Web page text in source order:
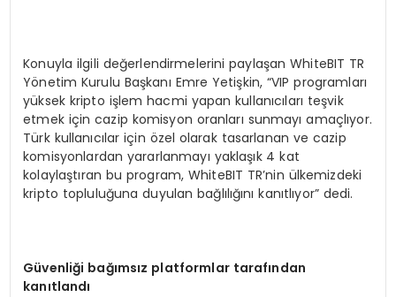
Konuyla ilgili değerlendirmelerini paylaşan WhiteBIT TR
Yönetim Kurulu Başkanı Emre Yetişkin, “VIP programları
yüksek kripto işlem hacmi yapan kullanıcıları teşvik
etmek için cazip komisyon oranları sunmayı amaçlıyor.
Türk kullanıcılar için özel olarak tasarlanan ve cazip
komisyonlardan yararlanmayı yaklaşık 4 kat
kolaylaştıran bu program, WhiteBIT TR’nin ülkemizdeki
kripto topluluğuna duyulan bağlılığını kanıtlıyor” dedi.
Güvenliği bağımsız platformlar tarafından
kanıtlandı